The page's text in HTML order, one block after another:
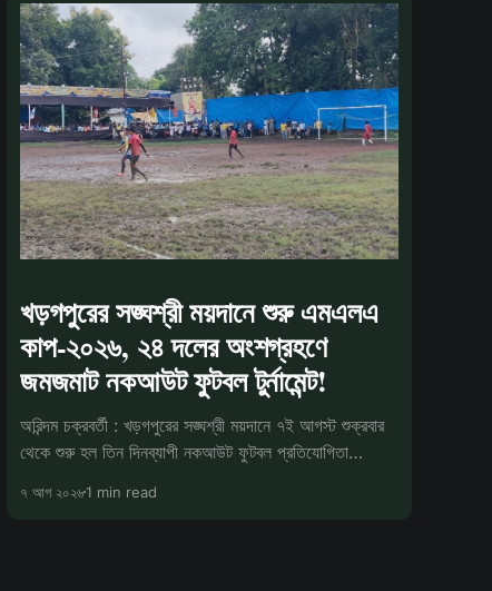
খড়গপুরের সঙ্ঘশ্রী ময়দানে শুরু এমএলএ
কাপ-২০২৬, ২৪ দলের অংশগ্রহণে
জমজমাট নকআউট ফুটবল টুর্নামেন্ট!
অরিন্দম চক্রবর্তী : খড়গপুরের সঙ্ঘশ্রী ময়দানে ৭ই আগস্ট শুক্রবার
থেকে শুরু হল তিন দিনব্যাপী নকআউট ফুটবল প্রতিযোগিতা
৭ আগ ২০২৬1 min read